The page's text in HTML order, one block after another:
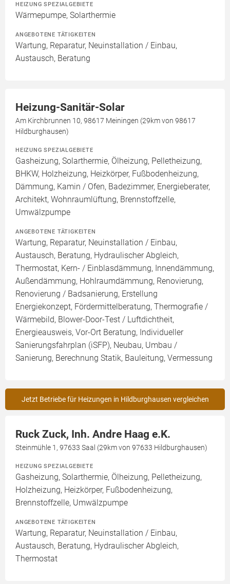
HEIZUNG SPEZIALGEBIETE
Wärmepumpe, Solarthermie
ANGEBOTENE TÄTIGKEITEN
Wartung, Reparatur, Neuinstallation / Einbau,
Austausch, Beratung
Heizung-Sanitär-Solar
Am Kirchbrunnen 10, 98617 Meiningen (29km von 98617
Hildburghausen)
HEIZUNG SPEZIALGEBIETE
Gasheizung, Solarthermie, Ölheizung, Pelletheizung,
BHKW, Holzheizung, Heizkörper, Fußbodenheizung,
Dämmung, Kamin / Ofen, Badezimmer, Energieberater,
Architekt, Wohnraumlüftung, Brennstoffzelle,
Umwälzpumpe
ANGEBOTENE TÄTIGKEITEN
Wartung, Reparatur, Neuinstallation / Einbau,
Austausch, Beratung, Hydraulischer Abgleich,
Thermostat, Kern- / Einblasdämmung, Innendämmung,
Außendämmung, Hohlraumdämmung, Renovierung,
Renovierung / Badsanierung, Erstellung
Energiekonzept, Fördermittelberatung, Thermografie /
Wärmebild, Blower-Door-Test / Luftdichtheit,
Energieausweis, Vor-Ort Beratung, Individueller
Sanierungsfahrplan (iSFP), Neubau, Umbau /
Sanierung, Berechnung Statik, Bauleitung, Vermessung
Jetzt Betriebe für Heizungen in Hildburghausen vergleichen
Ruck Zuck, Inh. Andre Haag e.K.
Steinmühle 1, 97633 Saal (29km von 97633 Hildburghausen)
HEIZUNG SPEZIALGEBIETE
Gasheizung, Solarthermie, Ölheizung, Pelletheizung,
Holzheizung, Heizkörper, Fußbodenheizung,
Brennstoffzelle, Umwälzpumpe
ANGEBOTENE TÄTIGKEITEN
Wartung, Reparatur, Neuinstallation / Einbau,
Austausch, Beratung, Hydraulischer Abgleich,
Thermostat